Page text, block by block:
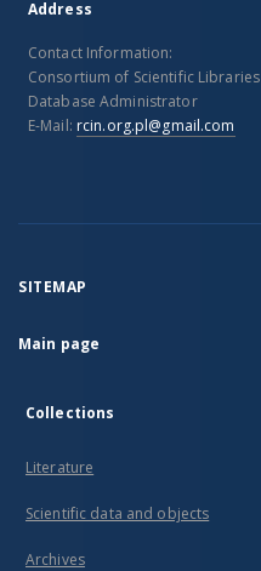
Address
Contact Information:
Consortium of Scientific Libraries
Database Administrator
E-Mail: rcin.org.pl@gmail.com
SITEMAP
Main page
Collections
Literature
Scientific data and objects
Archives